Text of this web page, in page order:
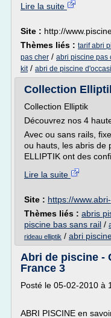
Lire la suite
Site : http://
Thèmes liés : tarif abri
pas cher / abri piscine pas
kit/ abri de piscine
Collection
Collection Elliptik
Découvrez nos 4
Avec ou sans rails,
ou hauts, les abris de
ELLIPTIK ont des
Lire la suite
Site : https://
Thèmes liés : abris
piscine bas sans rail /
rideau elliptik / abri
Abri de piscine -
France 3
Posté le 05-02-2010 à
ABRI PISCINE en